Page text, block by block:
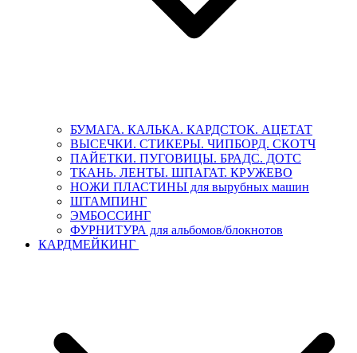
БУМАГА. КАЛЬКА. КАРДСТОК. АЦЕТАТ
ВЫСЕЧКИ. СТИКЕРЫ. ЧИПБОРД. СКОТЧ
ПАЙЕТКИ. ПУГОВИЦЫ. БРАДС. ДОТС
ТКАНЬ. ЛЕНТЫ. ШПАГАТ. КРУЖЕВО
НОЖИ ПЛАСТИНЫ для вырубных машин
ШТАМПИНГ
ЭМБОССИНГ
ФУРНИТУРА для альбомов/блокнотов
КАРДМЕЙКИНГ